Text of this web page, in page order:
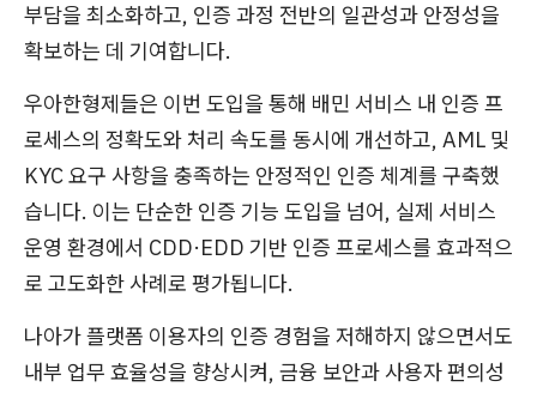
부담을 최소화하고, 인증 과정 전반의 일관성과 안정성을
확보하는 데 기여합니다.
우아한형제들은 이번 도입을 통해 배민 서비스 내 인증 프
로세스의 정확도와 처리 속도를 동시에 개선하고, AML 및
KYC 요구 사항을 충족하는 안정적인 인증 체계를 구축했
습니다. 이는 단순한 인증 기능 도입을 넘어, 실제 서비스
운영 환경에서 CDD·EDD 기반 인증 프로세스를 효과적으
로 고도화한 사례로 평가됩니다.
나아가 플랫폼 이용자의 인증 경험을 저해하지 않으면서도
내부 업무 효율성을 향상시켜, 금융 보안과 사용자 편의성